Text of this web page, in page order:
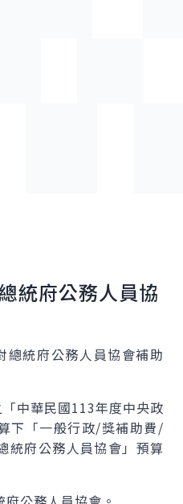
統府公務人員協
總統府公務人員協會補助
中華民國113年度中央政
下「一般行政/獎補助費/
統府公務人員協會」預算